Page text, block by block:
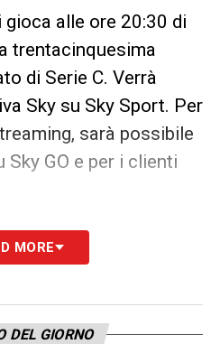
gioca alle ore 20:30 di
trentacinquesima
di Serie C. Verrà
Sky su Sky Sport. Per
sarà possibile
Sky GO e per i clienti
TOP NEWS
MORE
DEL GIORNO